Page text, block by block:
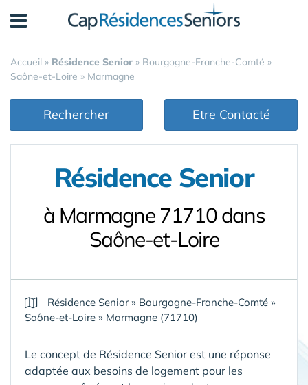
Accueil » Résidence Senior » Bourgogne-Franche-Comté »
Saône-et-Loire » Marmagne
Rechercher Etre Contacté
Résidence Senior
à Marmagne 71710 dans
Saône-et-Loire
Résidence Senior» Bourgogne-Franche-Comté »
Saône-et-Loire » Marmagne (71710)
Le concept de Résidence Senior est une réponse
adaptée aux besoins de logement pour les